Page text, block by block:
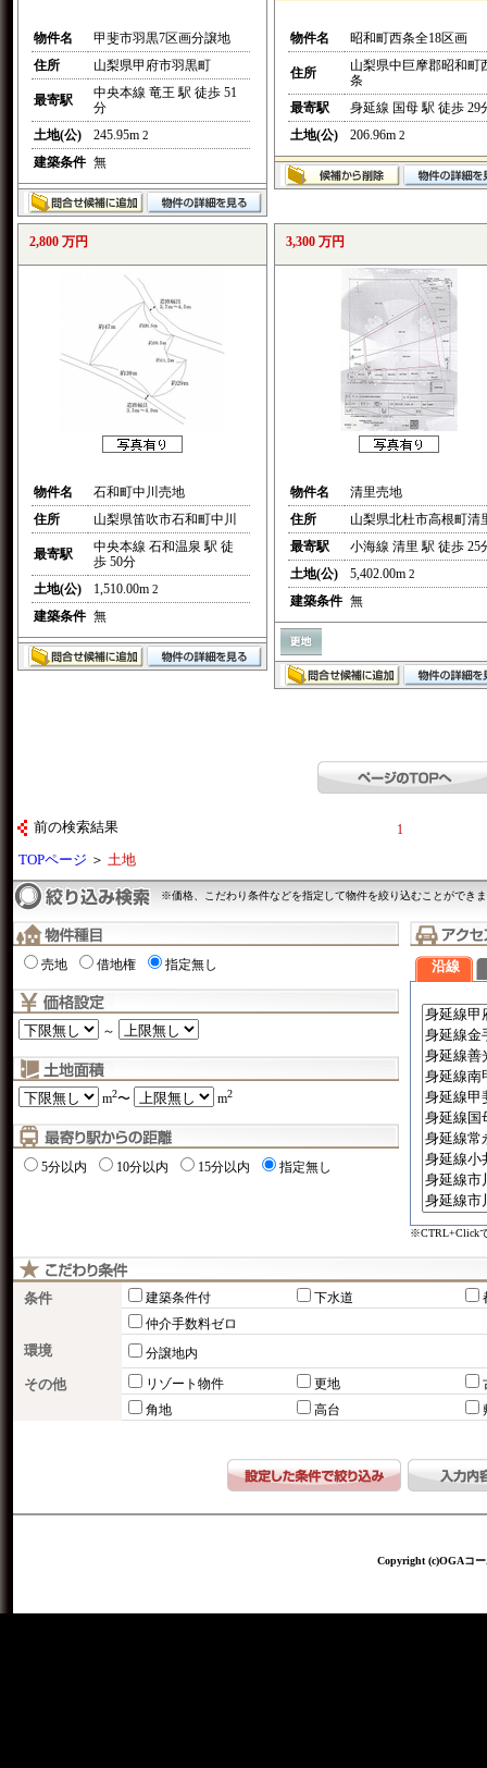
物件名
甲斐市羽黒7区画分譲地
住所
山梨県甲府市羽黒町
最寄駅
中央本線 竜王 駅 徒歩 51
分
土地(公)
245.95m 2
建築条件 無
物件名 昭和町西条全18区画
住所
山梨県中巨摩郡昭和町
条
最寄駅
身延線 国母 駅 徒歩 29
土地(公)
206.96m 2
2,800 万円
物件名
石和町中川売地
住所
山梨県笛吹市石和町中川
最寄駅
中央本線 石和温泉 駅 徒
歩 50分
土地(公)
1,510.00m 2
建築条件 無
3,300 万円
物件名
清里売地
住所
山梨県北杜市高根町清
最寄駅
小海線 清里 駅 徒歩 25
土地(公)
5,402.00m 2
建築条件 無
前の検索結果 1
TOPページ ＞ 土地
※価格、こだわり条件などを指定して物件を絞り込むことができ
売地 借地権 指定無し
～
m2〜 m2
5分以内 10分以内 15分以内 指定無し
沿線
※CTRL+Click
条件 建築条件付 下水道
仲介手数料ゼロ
環境 分譲地内
その他 リゾート物件 更地
角地
高台
Copyright (c)OGAコ